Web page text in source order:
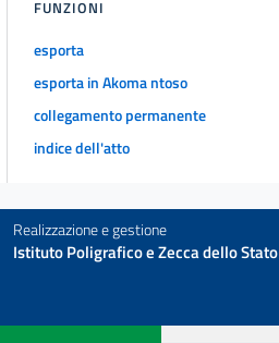
31
32
33
36
Capo IV
FUNZIONI
esporta
esporta in Akoma ntoso
collegamento permanente
indice dell'atto
Realizzazione e gestione
Istituto Poligrafico e Zecca dello Stato